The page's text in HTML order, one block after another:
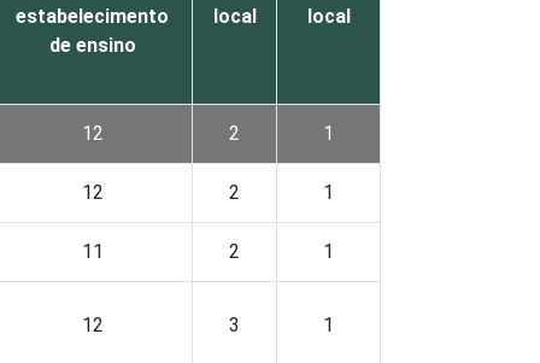
estabelecimento
de ensino
local
local
12 2 1
12 2 1
11 2 1
12 3 1